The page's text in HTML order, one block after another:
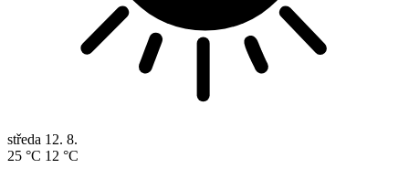
středa 12. 8.
25 °C 12 °C